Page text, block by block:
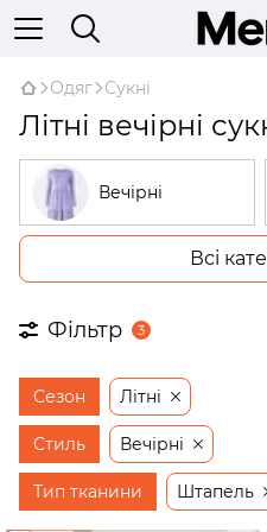
Одяг Сукні
Літні вечірні
Вечірні
Великі розміри
На запах
Бежеві
Сукні-трапеції
Всі
Фільтр 3
Сезон Літні
Стиль Вечірні
Тип тканини Штапель